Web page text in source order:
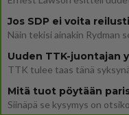
Mitä tuot pöytään